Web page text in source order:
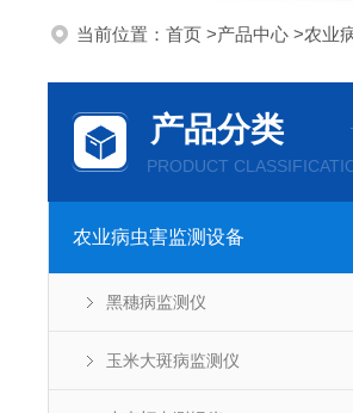
当前位置： 首页 >产品中心 >农业
产品分类
PRODUCT
农业病虫害监测设备
黑穗病监测仪
玉米大斑病监测仪